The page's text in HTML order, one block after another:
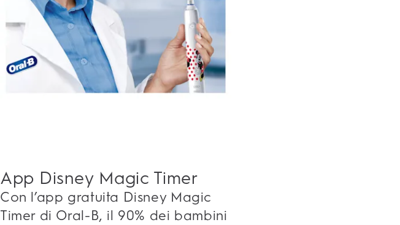
App Disney Magic Timer
Con l’app gratuita Disney Magic
Timer di Oral-B, il 90% dei bambini